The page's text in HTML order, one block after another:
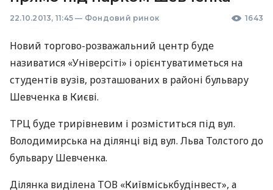
22.10.2013, 11:45 — Фондовий ринок 1643
Новий торгово-розважальний центр буде
називатися «Універсіті» і орієнтуватиметься на
студентів вузів, розташованих в районі бульвару
Шевченка в Києві.
ТРЦбуде трирівневим і розміститься під вул.
Володимирська на ділянці від вул. Льва Толстого до
бульвару Шевченка.
Ділянка виділена ТОВ «Київміськбудінвест», а